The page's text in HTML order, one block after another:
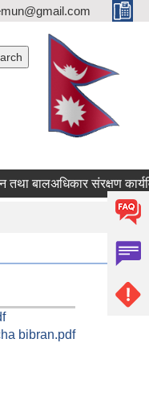
बालअधिकार संरक्षण
bibran.pdf